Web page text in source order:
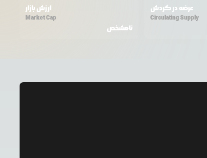
ارزش بازار
Market Cap
نامشخص
عرضه در گردش
Circulating Supply